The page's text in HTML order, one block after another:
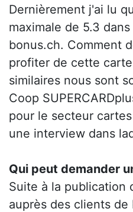
Dernièrement j'ai lu
maximale de 5.3
bonus.ch. Comment
profiter de cette
similaires nous sont
Coop
pour le secteur
une interview dans
Qui peut demander
Suite à la publication
auprès des clients